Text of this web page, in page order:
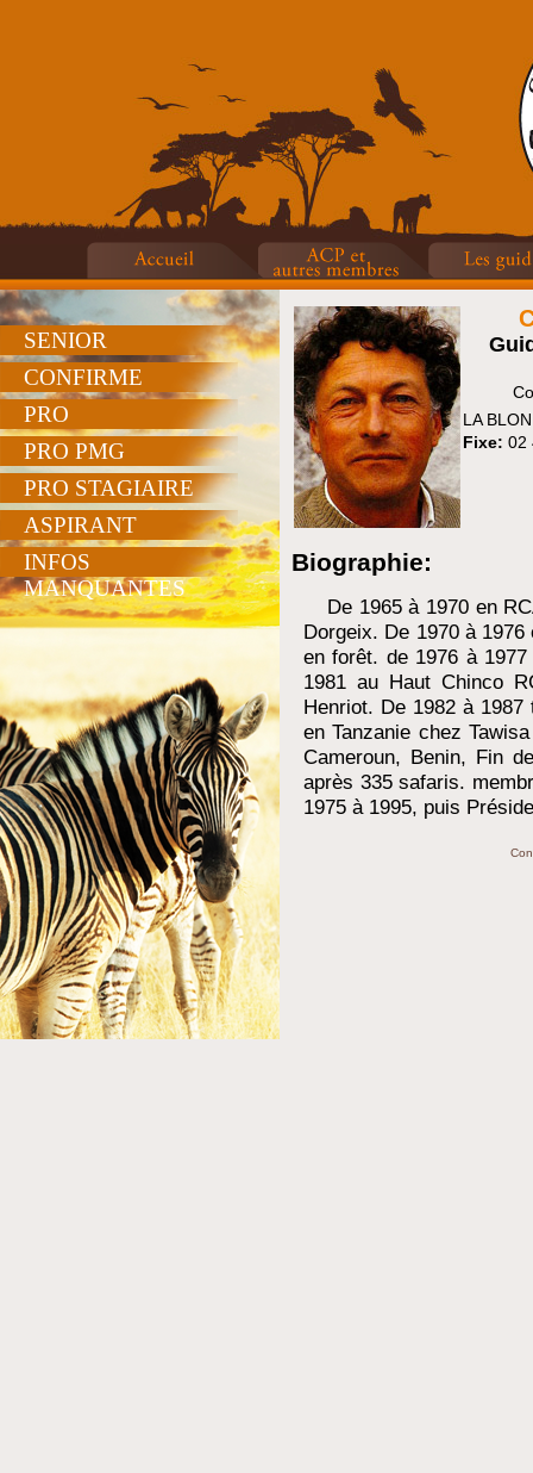
SENIOR
CONFIRME
PRO
PRO PMG
PRO STAGIAIRE
ASPIRANT
INFOS
MANQUANTES
LA
Fixe: 02
Biographie:
De 1965 à 1970 en
Dorgeix. De 1970 à
en forêt. de 1976 à
1981 au Haut Chinco
Henriot. De 1982 à
en Tanzanie chez
Cameroun, Benin, Fin
après 335 safaris.
1975 à 1995, puis